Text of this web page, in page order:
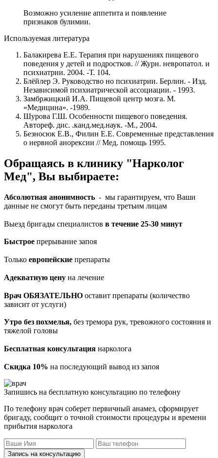
Возможно усиление аппетита и появление
признаков булимии.
Используемая литература
Балакирева Е.Е. Терапия при нарушениях пищевого
поведения у детей и подростков. // Журн. невропатол. и
психиатрии. 2004. -Т. 104.
Блёйлер Э. Руководство но психиатрии. Берлин. - Изд.
Независимой психиатрической ассоциации. - 1993.
Замбржицкий И.А. Пищевой центр мозга. М.
«Медицина». -1989.
Шурова Г.Ш. Особенности пищевого поведения.
Автореф. дис. .канд.мед.наук. -М., 2004.
Безносюк Е.В., Филин Е.Е. Современные представления
о нервной анорексии // Мед. помощь 1995.
Обращаясь в клинику "Нарколог
Мед", Вы выбираете:
Абсолютная анонимность - мы гарантируем, что Ваши
данные не смогут быть переданы третьим лицам
Выезд бригады специалистов в течение 25-30 минут
Быстрое прерывание запоя
Только европейские препараты
Адекватную цену на лечение
Врач ОБЯЗАТЕЛЬНО оставит препараты (количество
зависит от услуги)
Утро без похмелья, без тремора рук, тревожного состояния и
тяжелой головы
Бесплатная консультация нарколога
Скидка 10% на последующий вывод из запоя
Запишись на бесплатную консультацию по телефону
По телефону врач соберет первичный анамез, сформирует
бригаду, сообщит о точной стоимости процедуры и времени
прибытия нарколога
Запись на консультацию